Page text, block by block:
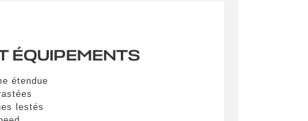
ÉQUIPEMENTS
étendue
lestés